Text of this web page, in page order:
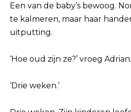
Een van de baby’s bewoog.
te kalmeren, maar haar
uitputting.
‘Hoe oud zijn ze?’ vroeg Adrian.
‘Drie weken.’